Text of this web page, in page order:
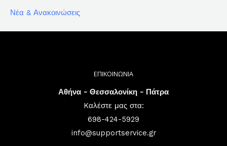
Νέα & Ανακοινώσεις
ΕΠΙΚΟΙΝΩΝΙΑ
Αθήνα - Θεσσαλονίκη - Πάτρα
Kαλέστε μας στα:
698-424-5929
info@supportservice.gr